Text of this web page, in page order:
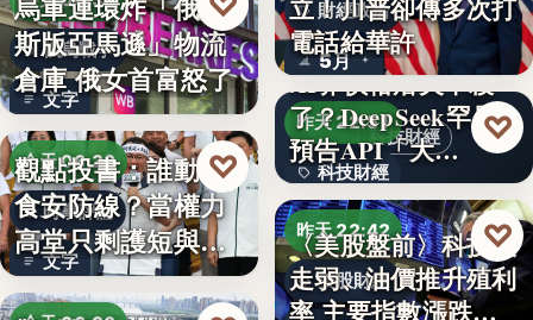
俄烏戰爭
文字
烏軍連環炸「俄羅
斯版亞馬遜」物流
倉庫 俄女首富怒了
今天 06:30
時事評論
文字
觀點投書：誰動了
食安防線？當權力
高堂只剩護短與卸
責
♡
財經政治
5月
立！川普卻傳多次打
電話給華許
科技財經
昨天 22:51
科技財經
0.02
AI界價格屠夫不殺
了？DeepSeek罕見
預告API「大…
♡
昨天 22:42
美股財經
〈美股盤前〉科技股
走弱、油價推升殖利
率 主要指數漲跌互
♡